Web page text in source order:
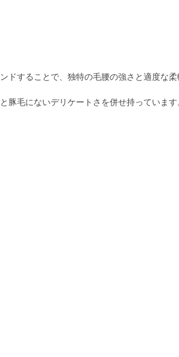
ドすることで、独特の毛腰の強さと適度な柔
毛にないデリケートさを併せ持っています